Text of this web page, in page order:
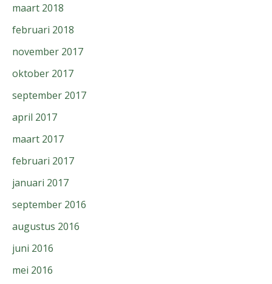
maart 2018
februari 2018
november 2017
oktober 2017
september 2017
april 2017
maart 2017
februari 2017
januari 2017
september 2016
augustus 2016
juni 2016
mei 2016